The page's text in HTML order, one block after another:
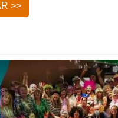
>>